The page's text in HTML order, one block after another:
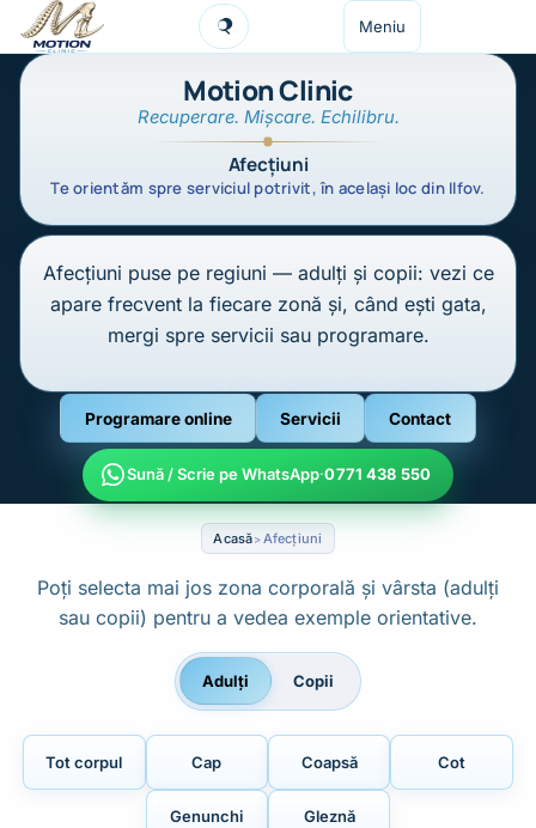
Sari la conținut
Caută Meniu
Motion Clinic
Recuperare. Mișcare. Echilibru.
Afecțiuni
Te orientăm spre serviciul potrivit, în același loc din Ilfov.
Afecțiuni puse pe regiuni — adulți și copii: vezi ce
apare frecvent la fiecare zonă și, când ești gata,
mergi spre servicii sau programare.
Programare online Servicii Contact
Sună / Scrie pe WhatsApp·0771 438 550
Acasă Afecțiuni
Poți selecta mai jos zona corporală și vârsta (adulți
sau copii) pentru a vedea exemple orientative.
Adulți Copii
Tot corpul Cap Coapsă Cot
Genunchi Gleznă